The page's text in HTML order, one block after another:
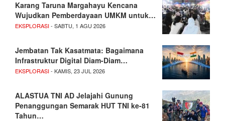
Karang Taruna Margahayu Kencana
Wujudkan Pemberdayaan UMKM untuk…
EKSPLORASI- SABTU, 1 AGU 2026
Jembatan Tak Kasatmata: Bagaimana
Infrastruktur Digital Diam-Diam…
EKSPLORASI- KAMIS, 23 JUL 2026
ALASTUA TNI AD Jelajahi Gunung
Penanggungan Semarak HUT TNI ke-81
Tahun…